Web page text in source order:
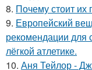
8. Почему стоит их
9. Европейский
рекомендации для
лёгкой атлетике.
10. Аня Тейлор -